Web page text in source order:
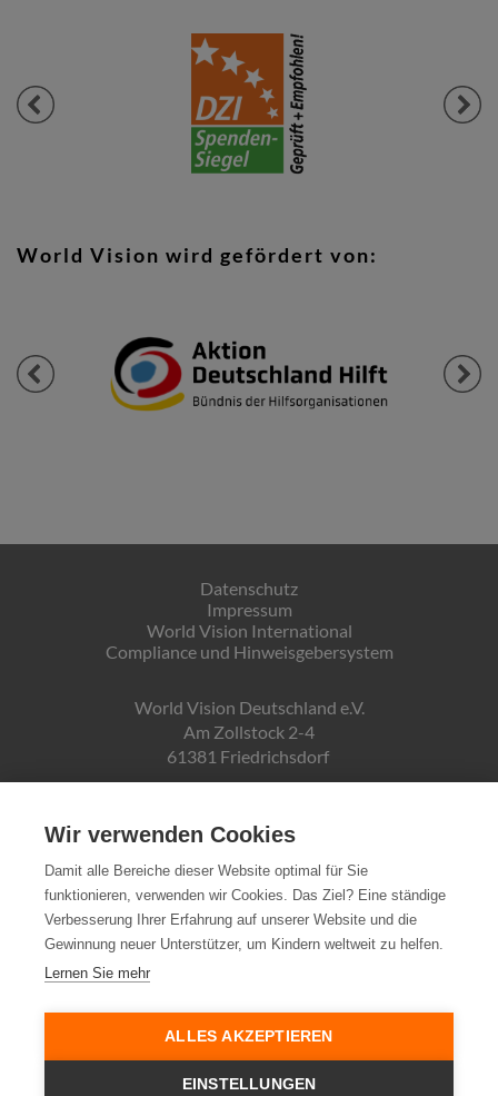
Previous Next
World Vision wird gefördert von:
Previous Next
Datenschutz
Impressum
World Vision International
Compliance und Hinweisgebersystem
World Vision Deutschland e.V.
Am Zollstock 2-4
61381 Friedrichsdorf
DE19ZZZ00000150171
Spendenkonto:
Pax-Bank für Kirche und Caritas eG
IBAN DE72370601934010500007
Wir verwenden Cookies
Damit alle Bereiche dieser Website optimal für Sie
funktionieren, verwenden wir Cookies. Das Ziel? Eine ständige
Verbesserung Ihrer Erfahrung auf unserer Website und die
Gewinnung neuer Unterstützer, um Kindern weltweit zu helfen.
Lernen Sie mehr
ALLES AKZEPTIEREN
EINSTELLUNGEN